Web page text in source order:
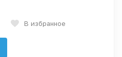
В избранное